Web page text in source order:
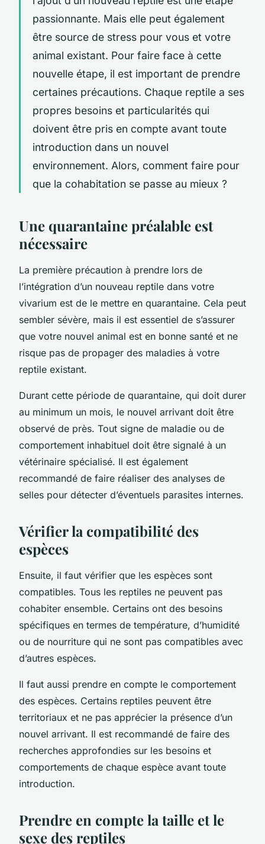
passionnante. Mais elle peut également
être source de stress pour vous et votre
animal existant. Pour faire face à cette
nouvelle étape, il est important de prendre
certaines précautions. Chaque reptile a ses
propres besoins et particularités qui
doivent être pris en compte avant toute
introduction dans un nouvel
environnement. Alors, comment faire pour
que la cohabitation se passe au mieux ?
Une quarantaine préalable est
nécessaire
La première précaution à prendre lors de
l’intégration d’un nouveau reptile dans votre
vivarium est de le mettre en quarantaine. Cela peut
sembler sévère, mais il est essentiel de s’assurer
que votre nouvel animal est en bonne santé et ne
risque pas de propager des maladies à votre
reptile existant.
Durant cette période de quarantaine, qui doit durer
au minimum un mois, le nouvel arrivant doit être
observé de près. Tout signe de maladie ou de
comportement inhabituel doit être signalé à un
vétérinaire spécialisé. Il est également
recommandé de faire réaliser des analyses de
selles pour détecter d’éventuels parasites internes.
Vérifier la compatibilité des
espèces
Ensuite, il faut vérifier que les espèces sont
compatibles. Tous les reptiles ne peuvent pas
cohabiter ensemble. Certains ont des besoins
spécifiques en termes de température, d’humidité
ou de nourriture qui ne sont pas compatibles avec
d’autres espèces.
Il faut aussi prendre en compte le comportement
des espèces. Certains reptiles peuvent être
territoriaux et ne pas apprécier la présence d’un
nouvel arrivant. Il est recommandé de faire des
recherches approfondies sur les besoins et
comportements de chaque espèce avant toute
introduction.
Prendre en compte la taille et le
sexe des reptiles